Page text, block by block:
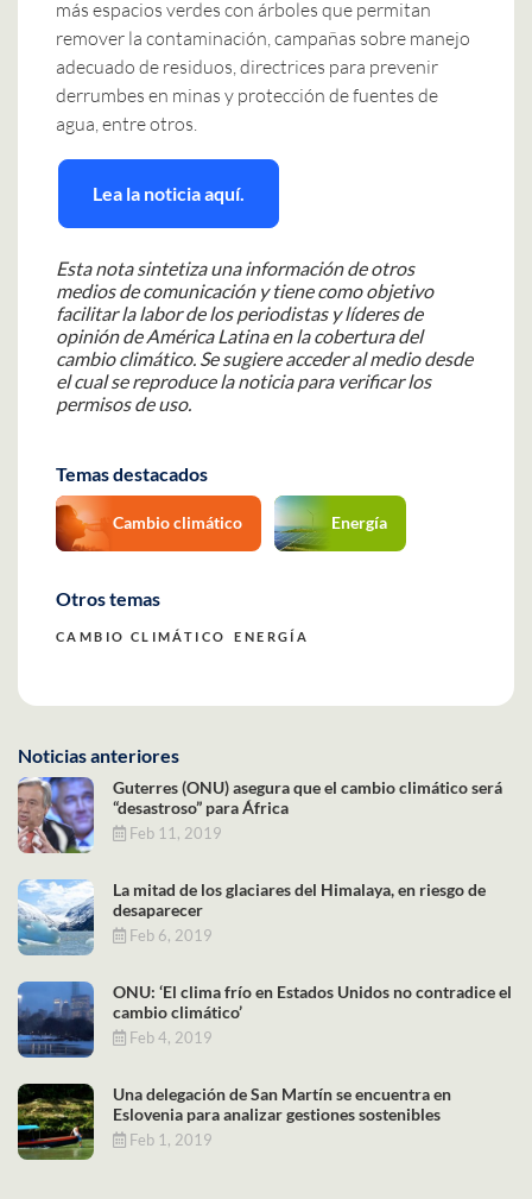
más espacios verdes con árboles que permitan
remover la contaminación, campañas sobre manejo
adecuado de residuos, directrices para prevenir
derrumbes en minas y protección de fuentes de
agua, entre otros.
Lea la noticia aquí.
Esta nota sintetiza una información de otros
medios de comunicación y tiene como objetivo
facilitar la labor de los periodistas y líderes de
opinión de América Latina en la cobertura del
cambio climático. Se sugiere acceder al medio desde
el cual se reproduce la noticia para verificar los
permisos de uso.
Temas destacados
Cambio climático Energía
Otros temas
CAMBIO CLIMÁTICO ENERGÍA
Noticias anteriores
Guterres (ONU) asegura que el cambio climático será
“desastroso” para África
Feb 11, 2019
La mitad de los glaciares del Himalaya, en riesgo de
desaparecer
Feb 6, 2019
ONU: ‘El clima frío en Estados Unidos no contradice el
cambio climático’
Feb 4, 2019
Una delegación de San Martín se encuentra en
Eslovenia para analizar gestiones sostenibles
Feb 1, 2019